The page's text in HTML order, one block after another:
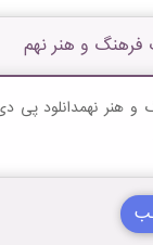
فرهنگ و هنر نهم
و هنر نهمدانلود